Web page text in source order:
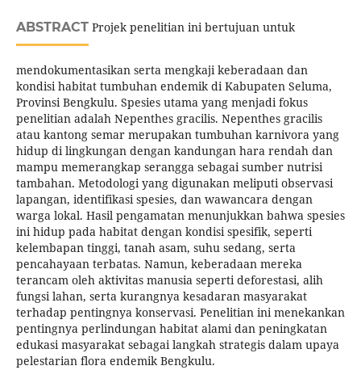
ABSTRACTProjek penelitian ini bertujuan untuk
mendokumentasikan serta mengkaji keberadaan dan
kondisi habitat tumbuhan endemik di Kabupaten Seluma,
Provinsi Bengkulu. Spesies utama yang menjadi fokus
penelitian adalah Nepenthes gracilis. Nepenthes gracilis
atau kantong semar merupakan tumbuhan karnivora yang
hidup di lingkungan dengan kandungan hara rendah dan
mampu memerangkap serangga sebagai sumber nutrisi
tambahan. Metodologi yang digunakan meliputi observasi
lapangan, identifikasi spesies, dan wawancara dengan
warga lokal. Hasil pengamatan menunjukkan bahwa spesies
ini hidup pada habitat dengan kondisi spesifik, seperti
kelembapan tinggi, tanah asam, suhu sedang, serta
pencahayaan terbatas. Namun, keberadaan mereka
terancam oleh aktivitas manusia seperti deforestasi, alih
fungsi lahan, serta kurangnya kesadaran masyarakat
terhadap pentingnya konservasi. Penelitian ini menekankan
pentingnya perlindungan habitat alami dan peningkatan
edukasi masyarakat sebagai langkah strategis dalam upaya
pelestarian flora endemik Bengkulu.